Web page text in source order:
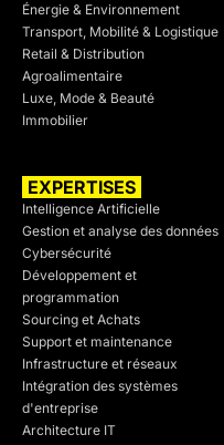
Énergie & Environnement
Transport, Mobilité & Logistique
Retail & Distribution
Agroalimentaire
Luxe, Mode & Beauté
Immobilier
EXPERTISES
Intelligence Artificielle
Gestion et analyse des données
Cybersécurité
Développement et
programmation
Sourcing et Achats
Support et maintenance
Infrastructure et réseaux
Intégration des systèmes
d'entreprise
Architecture IT